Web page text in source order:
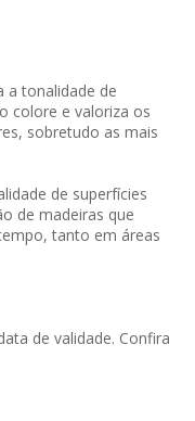
a tonalidade de
colore e valoriza os
sobretudo as mais
de superfícies
de madeiras que
tanto em áreas
de validade. Confira